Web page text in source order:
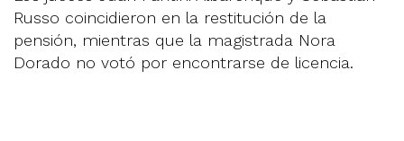
Russo coincidieron en la restitución de la
pensión, mientras que la magistrada Nora
Dorado no votó por encontrarse de licencia.